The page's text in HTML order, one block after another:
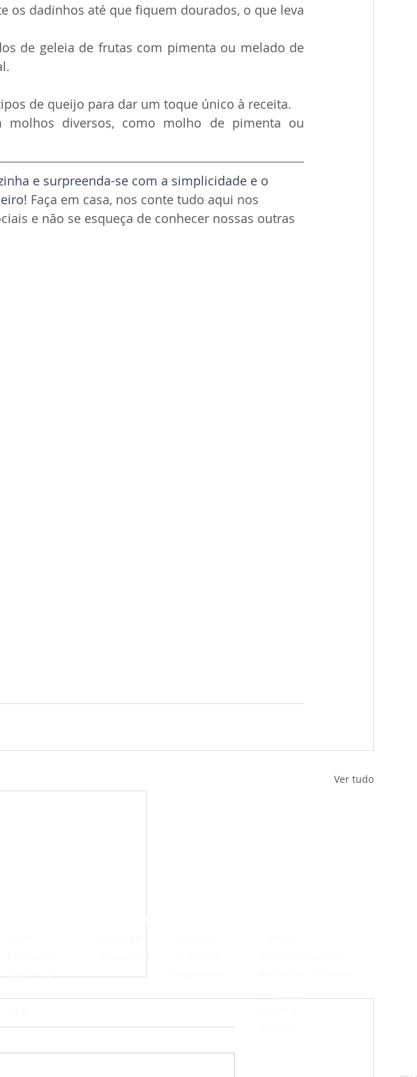
os dadinhos até que fiquem dourados, o que leva
de geleia de frutas com pimenta ou melado de
de queijo para dar um toque único à receita.
molhos diversos, como molho de pimenta ou
e surpreenda-se com a simplicidade e o
Faça em casa, nos conte tudo aqui nos
e não se esqueça de conhecer nossas outras
Ver tudo
Comercial
PROMOÇÕES